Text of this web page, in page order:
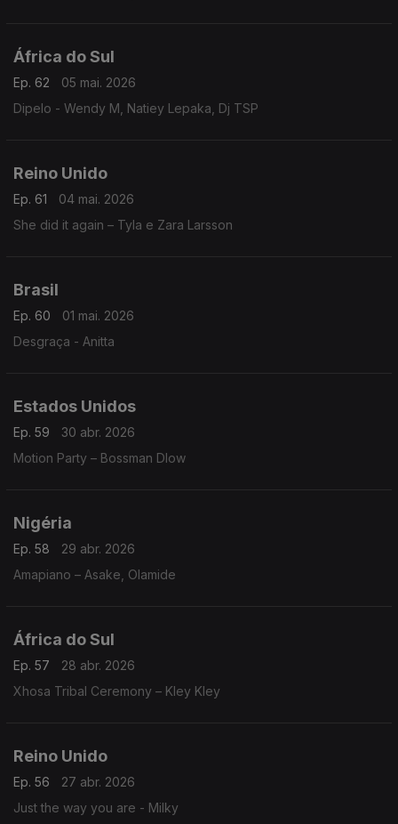
África do Sul
Ep. 62
05 mai. 2026
Dipelo - Wendy M, Natiey Lepaka, Dj TSP
Reino Unido
Ep. 61
04 mai. 2026
She did it again – Tyla e Zara Larsson
Brasil
Ep. 60
01 mai. 2026
Desgraça - Anitta
Estados Unidos
Ep. 59
30 abr. 2026
Motion Party – Bossman Dlow
Nigéria
Ep. 58
29 abr. 2026
Amapiano – Asake, Olamide
África do Sul
Ep. 57
28 abr. 2026
Xhosa Tribal Ceremony – Kley Kley
Reino Unido
Ep. 56
27 abr. 2026
Just the way you are - Milky